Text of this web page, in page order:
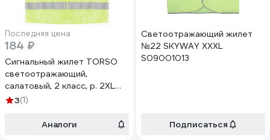
Последняя цена
184 ₽
Сигнальный жилет TORSO
светоотражающий,
салатовый, 2 класс, р. 2XL
3628605
3(1)
Аналоги
Светоотражающий жилет
№22 SKYWAY XXXL
S09001013
Подписаться